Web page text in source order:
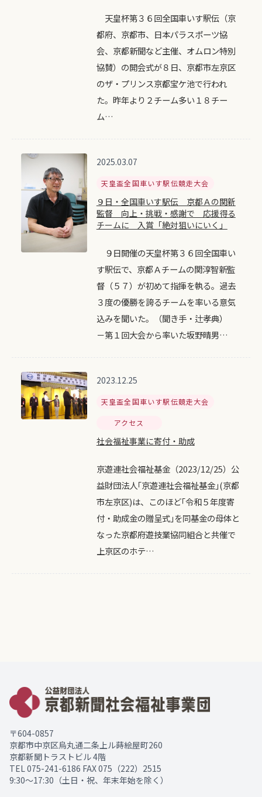
天皇杯第３６回全国車いす駅伝（京
都府、京都市、日本パラスポーツ協
会、京都新聞など主催、オムロン特別
協賛）の開会式が８日、京都市左京区
のザ・プリンス京都宝ケ池で行われ
た。昨年より２チーム多い１８チー
ム…
2025.03.07
天皇盃全国車いす駅伝競走大会
９日・全国車いす駅伝 京都Ａの関新
監督 向上・挑戦・感謝で 応援得る
チームに 入賞「絶対狙いにいく」
９日開催の天皇杯第３６回全国車い
す駅伝で、京都Ａチームの関淳智新監
督（５７）が初めて指揮を執る。過去
３度の優勝を誇るチームを率いる意気
込みを聞いた。（聞き手・辻孝典）
－第１回大会から率いた坂野晴男…
2023.12.25
天皇盃全国車いす駅伝競走大会
アクセス
社会福祉事業に寄付・助成
京遊連社会福祉基金（2023/12/25）公
益財団法人｢京遊連社会福祉基金｣(京都
市左京区)は、このほど｢令和５年度寄
付・助成金の贈呈式｣を同基金の母体と
なった京都府遊技業協同組合と共催で
上京区のホテ…
〒604-0857
京都市中京区烏丸通二条上ル蒔絵屋町260
京都新聞トラストビル 4階
TEL 075-241-6186 FAX 075（222）2515
9:30～17:30（土日・祝、年末年始を除く）